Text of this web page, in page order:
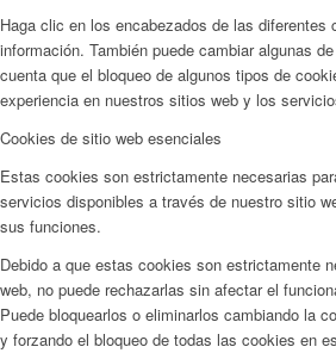
Haga clic en los encabezados de las diferentes
información. También puede cambiar algunas
cuenta que el bloqueo de algunos tipos de
experiencia en nuestros sitios web y los
Cookies de sitio web esenciales
Estas cookies son estrictamente necesarias
servicios disponibles a través de nuestro sitio
sus funciones.
Debido a que estas cookies son estrictamente
web, no puede rechazarlas sin afectar el
Puede bloquearlos o eliminarlos cambiando la
y forzando el bloqueo de todas las cookies en